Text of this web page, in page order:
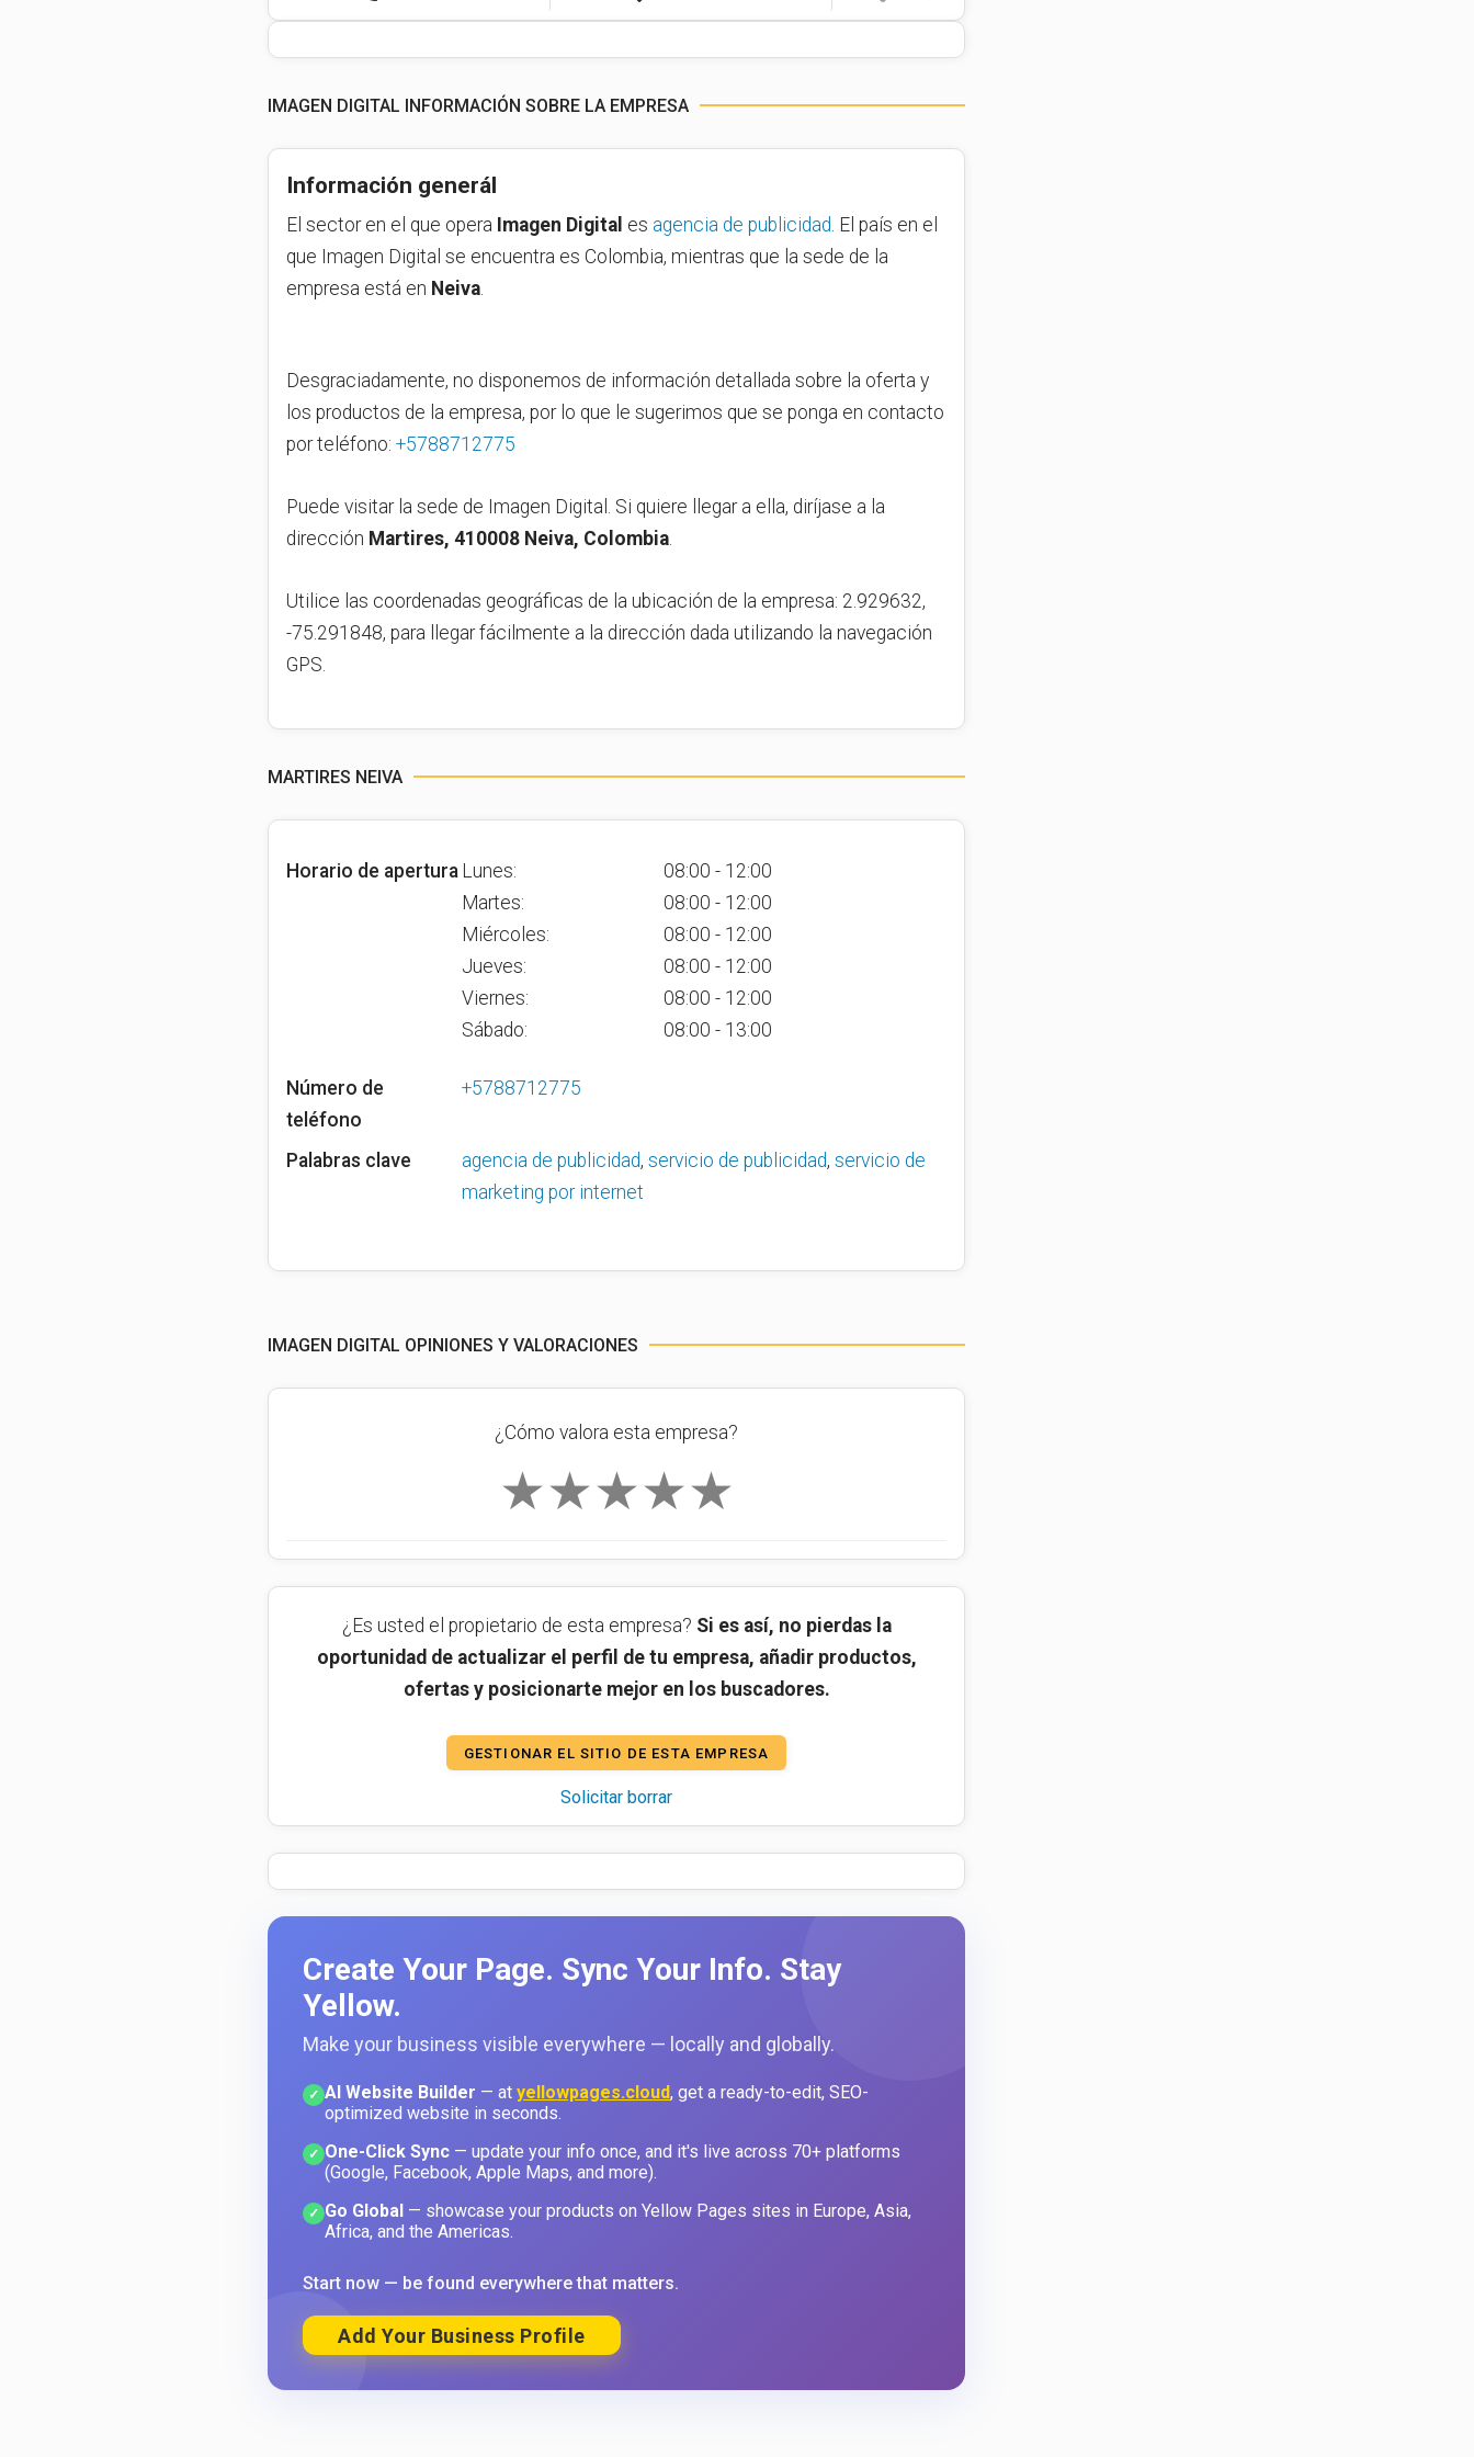
IMAGEN DIGITAL INFORMACIÓN SOBRE LA EMPRESA
Información generál
El sector en el que opera Imagen Digital es agencia de publicidad. El país en el
que Imagen Digital se encuentra es Colombia, mientras que la sede de la
empresa está en Neiva.
Desgraciadamente, no disponemos de información detallada sobre la oferta y
los productos de la empresa, por lo que le sugerimos que se ponga en contacto
por teléfono: +5788712775
Puede visitar la sede de Imagen Digital. Si quiere llegar a ella, diríjase a la
dirección Martires, 410008 Neiva, Colombia
Utilice las coordenadas geográficas de la ubicación de la empresa: 2.929632,
-75.291848, para llegar fácilmente a la dirección dada utilizando la navegación
GPS.
MARTIRES NEIVA
Horario de apertura Lunes:
08:00 - 12:00
Martes:
08:00 - 12:00
Miércoles:
08:00 - 12:00
Jueves:
08:00 - 12:00
Viernes:
08:00 - 12:00
Sábado:
08:00 - 13:00
Número de
teléfono
+5788712775
Palabras clave agencia de publicidad,servicio de publicidad,servicio de
marketing por internet
IMAGEN DIGITAL OPINIONES Y VALORACIONES
¿Cómo valora esta empresa?
★
★
★
★
★
¿Es usted el propietario de esta empresa? Si es así, no pierdas la
oportunidad de actualizar el perfil de tu empresa, añadir productos,
ofertas y posicionarte mejor en los buscadores.
GESTIONAR EL SITIO DE ESTA EMPRESA
Solicitar borrar
Create Your Page. Sync Your Info. Stay
Yellow.
Make your business visible everywhere — locally and globally.
✓ AI Website Builder — at yellowpages.cloud, get a ready-to-edit, SEO-
optimized website in seconds.
✓ One-Click Sync — update your info once, and it's live across 70+ platforms
(Google, Facebook, Apple Maps, and more).
✓ Go Global — showcase your products on Yellow Pages sites in Europe, Asia,
Africa, and the Americas.
Start now — be found everywhere that matters.
Add Your Business Profile